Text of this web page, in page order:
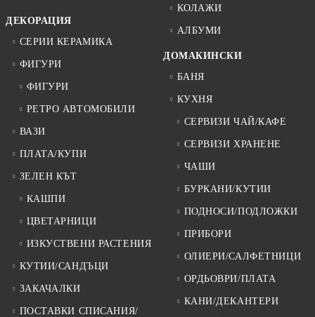
ДЕКОРАЦИЯ
СЕРИИ КЕРАМИКА
ФИГУРИ
ФИГУРИ
РЕТРО АВТОМОБИЛИ
ВАЗИ
ПЛАТА/КУПИ
ЗЕЛЕН КЪТ
КАШПИ
ЦВЕТАРНИЦИ
ИЗКУСТВЕНИ РАСТЕНИЯ
КУТИИ/САНДЪЦИ
ЗАКАЧАЛКИ
ПОСТАВКИ СПИСАНИЯ/
КОЛАЖИ
АЛБУМИ
ДОМАКИНСКИ
БАНЯ
КУХНЯ
СЕРВИЗИ ЧАЙ/КАФЕ
СЕРВИЗИ ХРАНЕНЕ
ЧАШИ
БУРКАНИ/КУТИИ
ПОДНОСИ/ПОДЛОЖКИ
ПРИБОРИ
ОЛИЕРИ/САЛФЕТНИЦИ
ОРДЬОВРИ/ПЛАТА
КАНИ/ДЕКАНТЕРИ